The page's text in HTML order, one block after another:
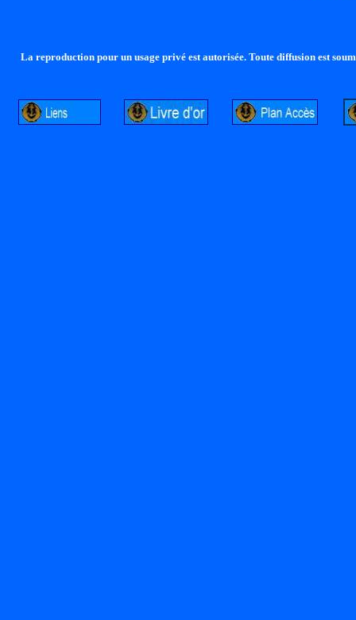
La reproduction pour un usage privé est autorisée. Toute diffusion est